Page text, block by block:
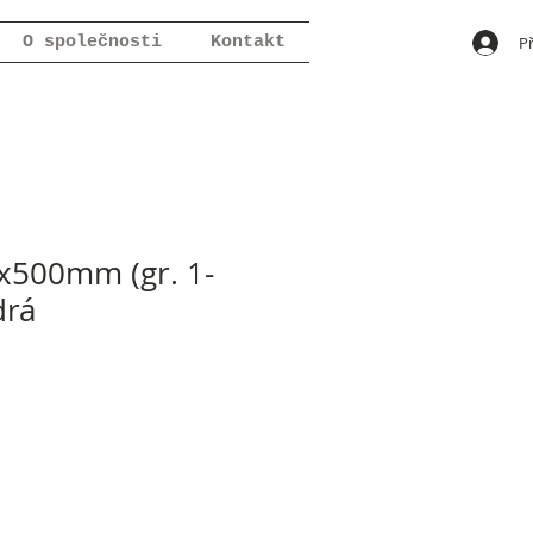
O společnosti Kontakt
(gr. 1-